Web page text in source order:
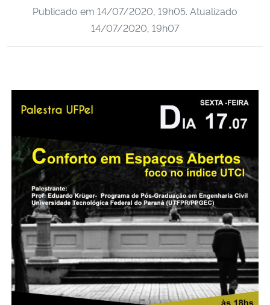
Ministério da Cidadania
Ministério da Ciência, Tecnologia, Inovações e Comunicações
Ministério do Meio Ambiente
Ministério do Turismo
Ministério do Desenvolvimento Regional
Controladoria-Geral da União
Ministério da Mulher, da Família e dos Direitos Humanos
Secretaria-Geral
Publicado em 14/07/2020, 19h05. Atualizado
14/07/2020, 19h07